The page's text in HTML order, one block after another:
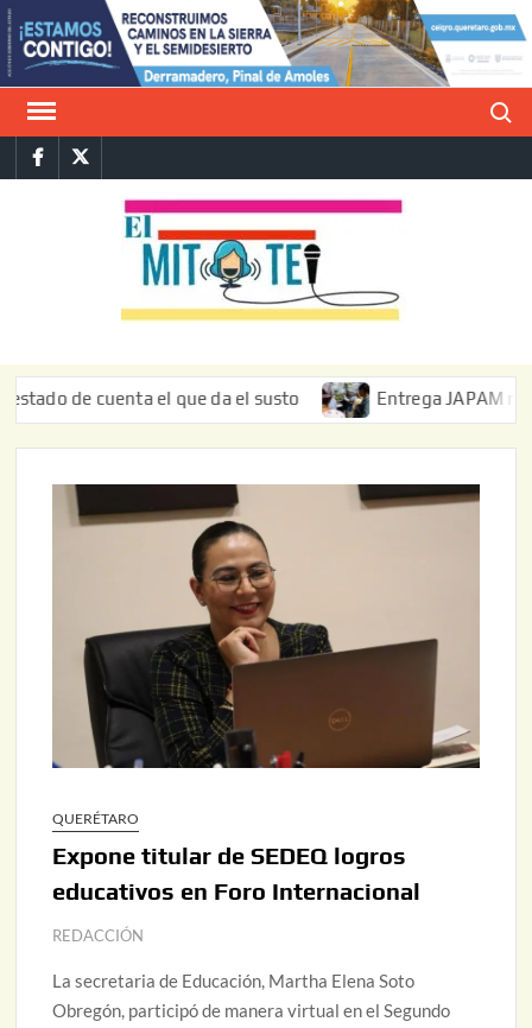
Saltar
al
contenido
FacebookTwitter
de cuenta el que da el susto Entrega JAPAM
QUERÉTARO
Expone titular de SEDEQ logros
educativos en Foro Internacional
REDACCIÓN
La secretaria de Educación, Martha Elena Soto
Obregón, participó de manera virtual en el Segundo